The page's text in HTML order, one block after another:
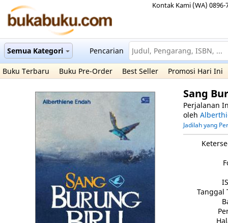
Kontak Kami (WA) 0896-
Semua Kategori Pencarian
Buku Terbaru Buku Pre-Order Best Seller Promosi Hari Ini
Sang
Perjalanan
oleh
Jadilah yang
Tanggal